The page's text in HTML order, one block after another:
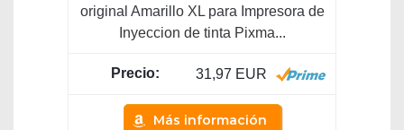
original Amarillo XL para Impresora de
Inyeccion de tinta Pixma...
31,97 EUR
Más información